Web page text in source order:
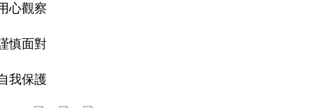
心觀察
慎面對
我保護